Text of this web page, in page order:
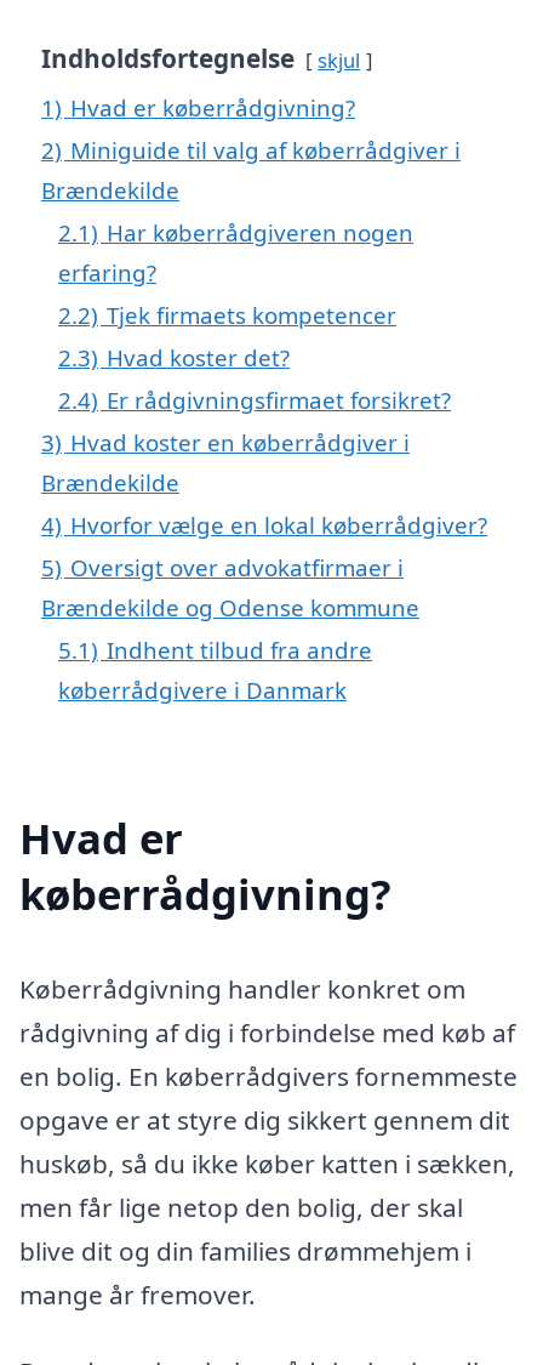
Indholdsfortegnelse skjul
1) Hvad er køberrådgivning?
2) Miniguide til valg af køberrådgiver i
Brændekilde
2.1) Har køberrådgiveren nogen
erfaring?
2.2) Tjek firmaets kompetencer
2.3) Hvad koster det?
2.4) Er rådgivningsfirmaet forsikret?
3) Hvad koster en køberrådgiver i
Brændekilde
4) Hvorfor vælge en lokal køberrådgiver?
5) Oversigt over advokatfirmaer i
Brændekilde og Odense kommune
5.1) Indhent tilbud fra andre
køberrådgivere i Danmark
Hvad er
køberrådgivning?
Køberrådgivning handler konkret om
rådgivning af dig i forbindelse med køb af
en bolig. En køberrådgivers fornemmeste
opgave er at styre dig sikkert gennem dit
huskøb, så du ikke køber katten i sækken,
men får lige netop den bolig, der skal
blive dit og din families drømmehjem i
mange år fremover.